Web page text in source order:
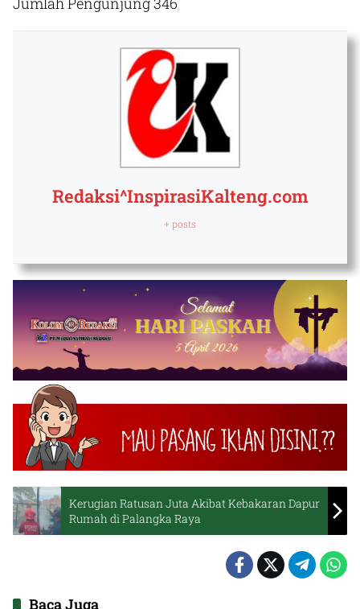
Redaksi^InspirasiKalteng.com
+ posts
Kerugian Ratusan Juta Akibat Kebakaran Dapur
Rumah di Palangka Raya
Baca Juga